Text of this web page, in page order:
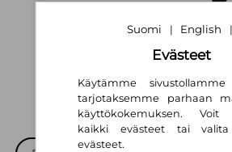
Suomi | English |
Suomi | English |
Evästeet
Käytämme sivustollamme
tarjotaksemme parhaan
käyttökokemuksen. Voit
kaikki evästeet tai valita
evästeet.